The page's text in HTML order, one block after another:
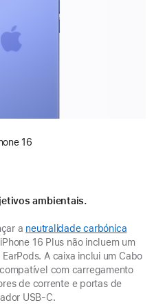
16
ambientais.
a neutralidade carbónica
16 Plus não incluem um
A caixa inclui um Cabo
com carregamento
de corrente e portas de
USB‑C.